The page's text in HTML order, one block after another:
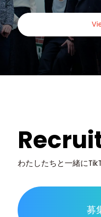
わたしたちと一緒に
募